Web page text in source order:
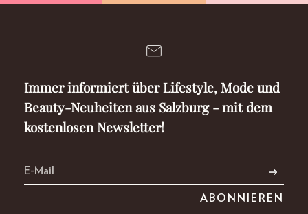
Immer informiert über Lifestyle, Mode und
Beauty-Neuheiten aus Salzburg - mit dem
kostenlosen Newsletter!